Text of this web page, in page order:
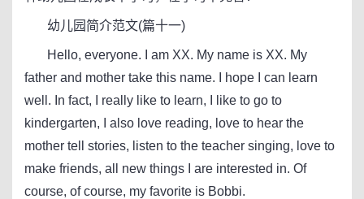
幼儿园简介范文(篇十一)
Hello, everyone. I am XX. My name is XX. My
father and mother take this name. I hope I can learn
well. In fact, I really like to learn, I like to go to
kindergarten, I also love reading, love to hear the
mother tell stories, listen to the teacher singing, love to
make friends, all new things I are interested in. Of
course, of course, my favorite is Bobbi.